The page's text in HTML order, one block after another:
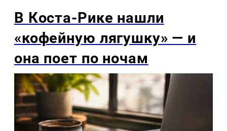
В Коста-Рике нашли
«кофейную лягушку» — и
она поет по ночам